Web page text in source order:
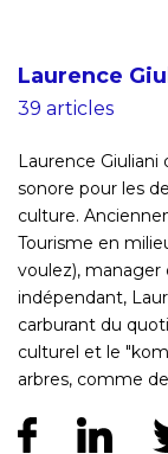
Laurence
39 articles
Laurence
sonore pour les
culture.
Tourisme en
voulez), manager
indépendant,
carburant du
culturel et le
arbres, comme